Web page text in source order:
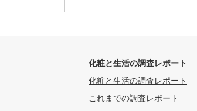
化粧と生活の調査レポート
化粧と生活の調査レポート
これまでの調査レポート